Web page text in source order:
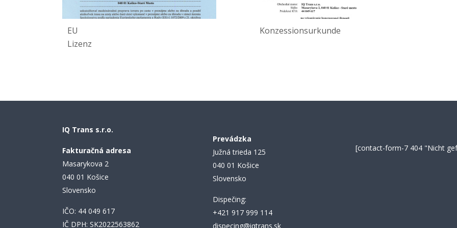
EU
Lizenz
Konzessionsurkunde
IQ Trans s.r.o.
Fakturačná adresa
Masarykova 2
040 01 Košice
Slovensko
IČO: 44 049 617
IČ DPH: SK2022563862
Prevádzka
Južná trieda 125
040 01 Košice
Slovensko
Dispečing:
+421 917 999 114
dispecing@iqtrans.sk
[contact-form-7 404 "Nicht